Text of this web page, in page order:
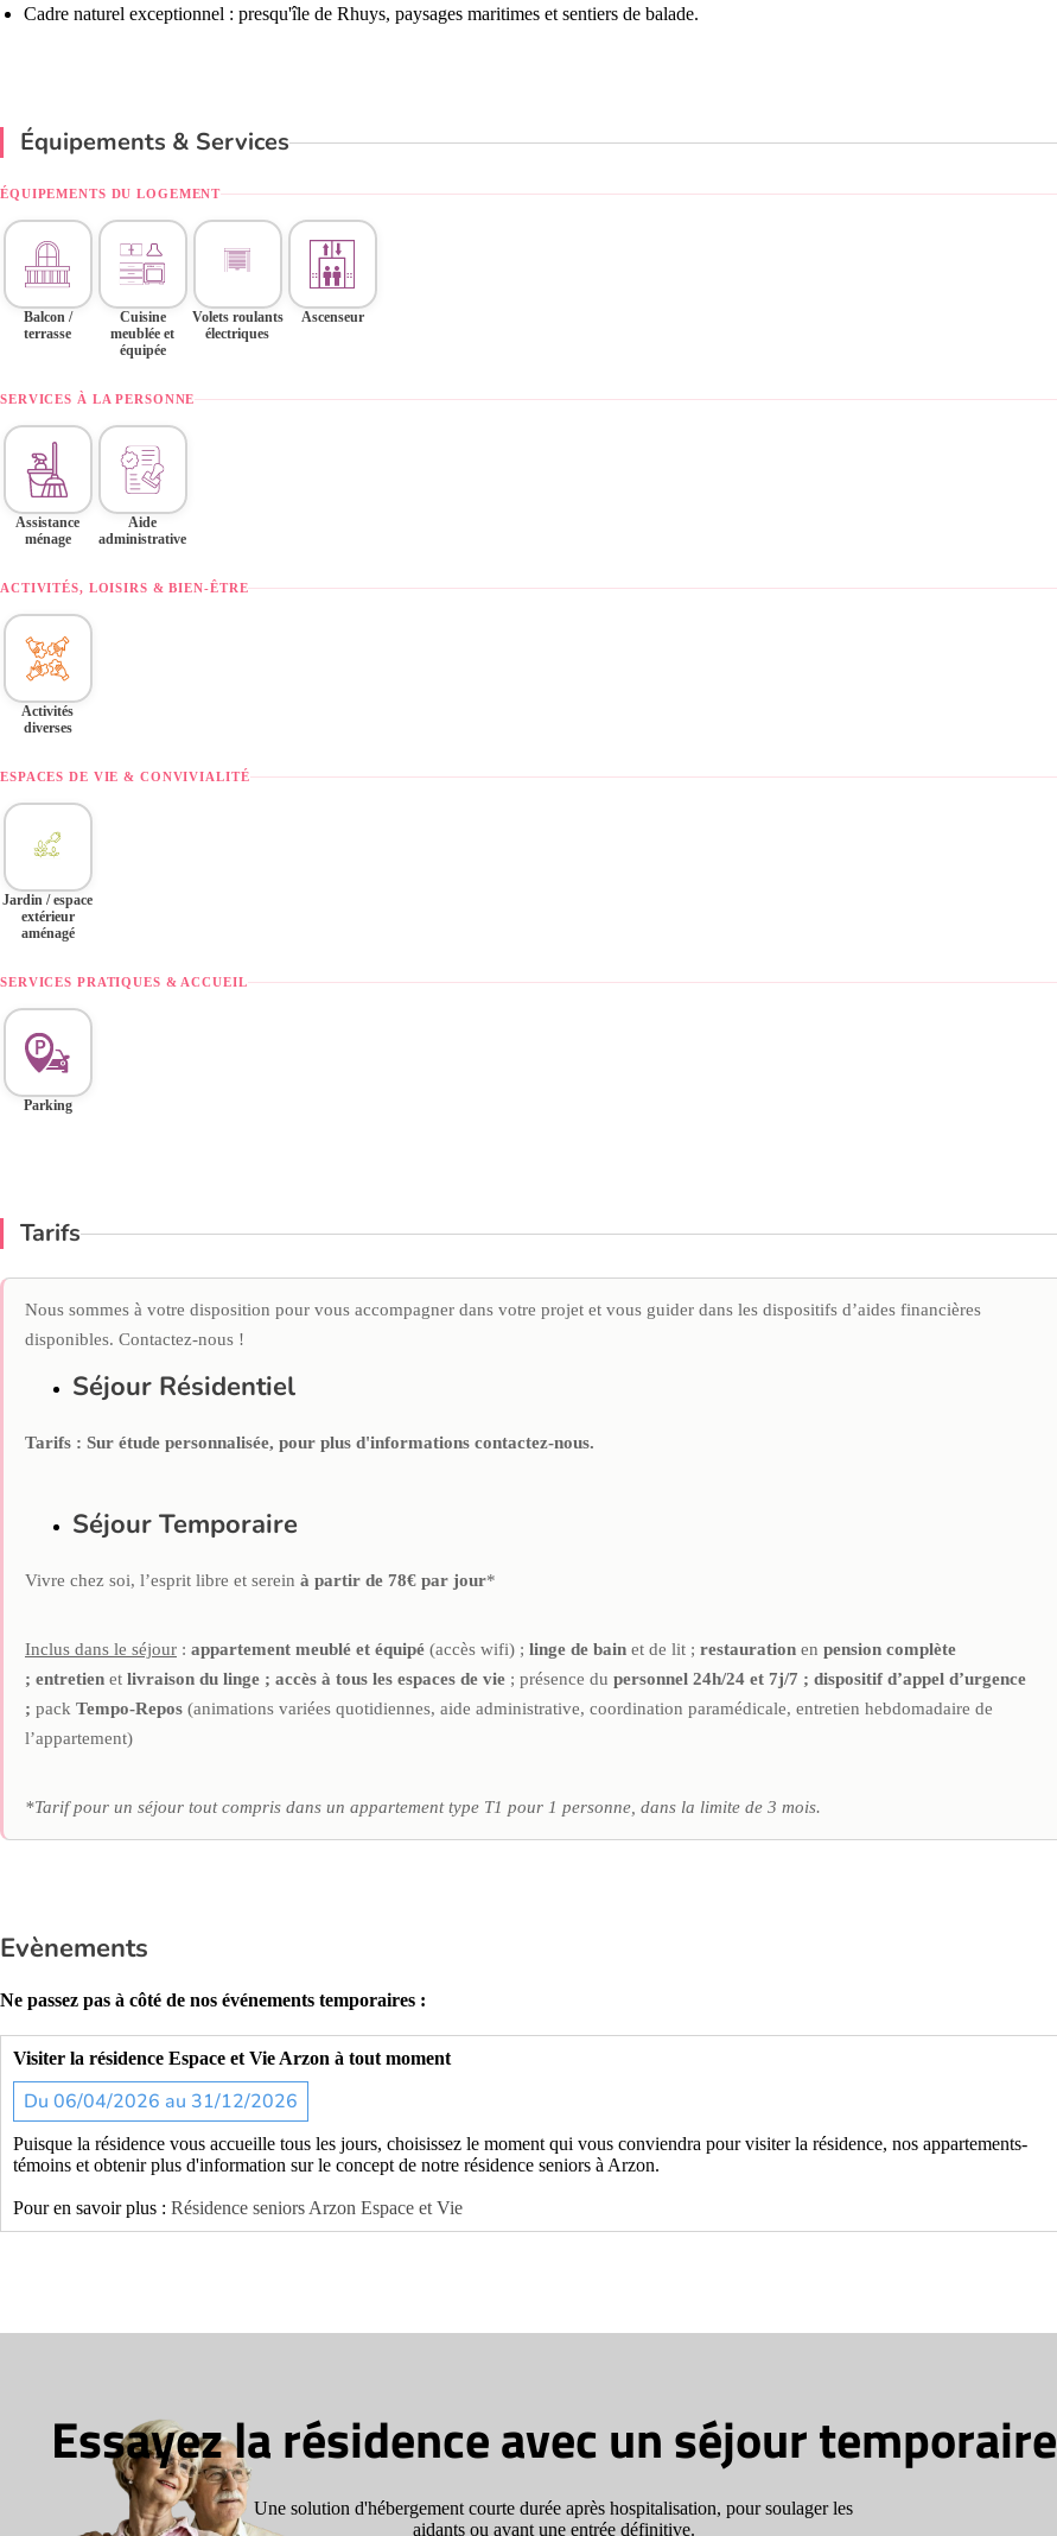
Cadre naturel exceptionnel : presqu'île de Rhuys, paysages maritimes et sentiers de balade.
Équipements & Services
ÉQUIPEMENTS DU LOGEMENT
Balcon /
terrasse
Cuisine
meublée et
équipée
Volets roulants
électriques
Ascenseur
SERVICES À LA PERSONNE
Assistance
ménage
Aide
administrative
ACTIVITÉS, LOISIRS & BIEN-ÊTRE
Activités
diverses
ESPACES DE VIE & CONVIVIALITÉ
Jardin / espace
extérieur
aménagé
SERVICES PRATIQUES & ACCUEIL
Parking
Tarifs
Nous sommes à votre disposition pour vous accompagner dans votre projet et vous guider dans les dispositifs d’aides financières
disponibles. Contactez-nous !
Séjour Résidentiel
Tarifs : Sur étude personnalisée, pour plus d'informations contactez-nous.
Séjour Temporaire
Vivre chez soi, l’esprit libre et serein à partir de 78€ par jour*
Inclus dans le séjour : appartement meublé et équipé (accès wifi) ; linge de bain et de lit ; restauration en pension complète
; entretien et livraison du linge ; accès à tous les espaces de vie ; présence du personnel 24h/24 et 7j/7 ; dispositif d’appel d’urgence
; pack Tempo-Repos (animations variées quotidiennes, aide administrative, coordination paramédicale, entretien hebdomadaire de
l’appartement)
*Tarif pour un séjour tout compris dans un appartement type T1 pour 1 personne, dans la limite de 3 mois.
Evènements
Ne passez pas à côté de nos événements temporaires :
Visiter la résidence Espace et Vie Arzon à tout moment
Du 06/04/2026 au 31/12/2026
Puisque la résidence vous accueille tous les jours, choisissez le moment qui vous conviendra pour visiter la résidence, nos appartements-
témoins et obtenir plus d'information sur le concept de notre résidence seniors à Arzon.
Pour en savoir plus : Résidence seniors Arzon Espace et Vie
Essayez la résidence avec un séjour temporaire
Une solution d'hébergement courte durée après hospitalisation, pour soulager les
aidants ou avant une entrée définitive.